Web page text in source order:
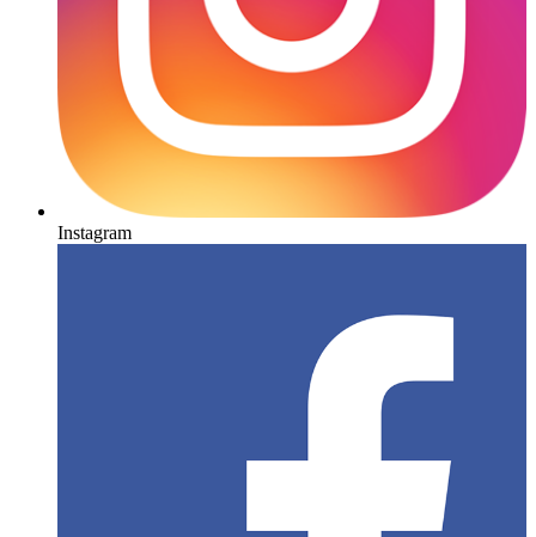
Instagram